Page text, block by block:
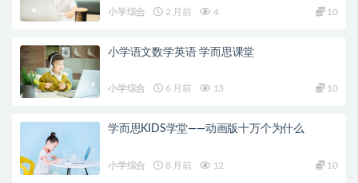
小学综合 2 月前 4 10
小学语文数学英语 学而思课堂
小学综合 6 月前 13 10
学而思KIDS学堂——动画版十万个为什么
小学综合 8 月前 12 10